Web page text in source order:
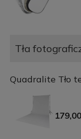
Tła
Quadralite Tło